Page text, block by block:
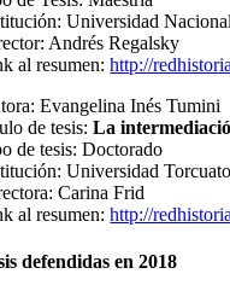
Universidad
Andrés Regalsky
al resumen:http://
Evangelina Inés Tumini
de tesis:La
de tesis: Doctorado
Universidad
Carina Frid
al resumen:http://
defendidas en 2018